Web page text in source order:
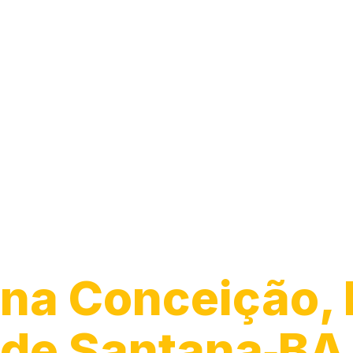
na Conceição,